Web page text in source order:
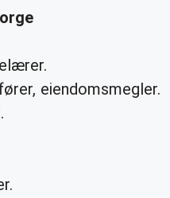
eiendomsmegler.